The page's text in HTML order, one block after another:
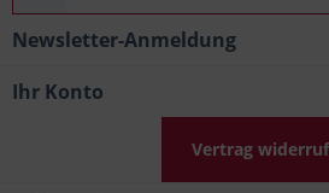
Newsletter-Anmeldung
Ihr Konto
Vertrag